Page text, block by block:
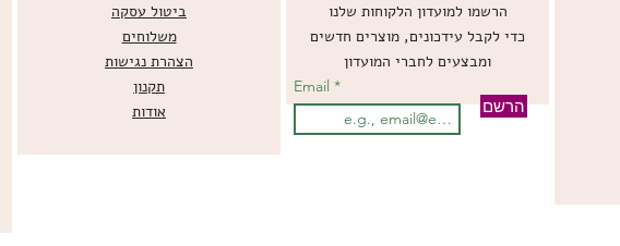
ביטול עסקה
משלוחים
הצהרת נגישות
תקנון
אודות
הרשמו למועדון הלקוחות שלנו
כדי לקבל עידכונים, מוצרים חדשים
ומבצעים לחברי המועדון
Email
הרשם